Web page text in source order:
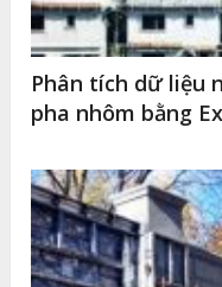
Phân tích dữ liệu
pha nhôm bằng